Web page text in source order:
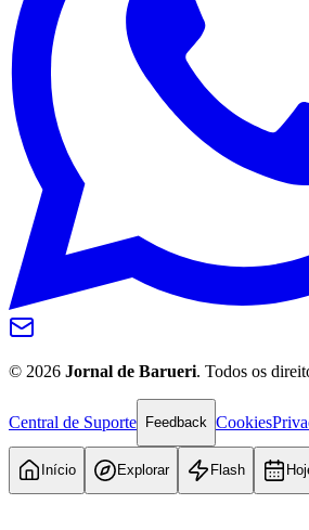
© 2026 Jornal de Barueri. Todos os
Central de Suporte Feedback Cookies
Início Explorar Flash